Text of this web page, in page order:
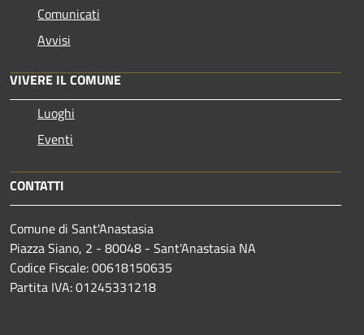
Comunicati
Avvisi
VIVERE IL COMUNE
Luoghi
Eventi
CONTATTI
Comune di Sant'Anastasia
Piazza Siano, 2 - 80048 - Sant'Anastasia NA
Codice Fiscale: 00618150635
Partita IVA: 01245331218